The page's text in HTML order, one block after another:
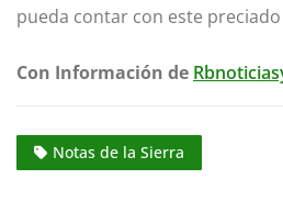
pueda contar con este
Con Información de
Notas de la Sierra